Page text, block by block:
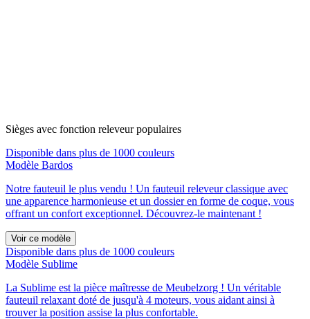
Sièges avec fonction releveur populaires
Disponible dans plus de 1000 couleurs
Modèle Bardos
Notre fauteuil le plus vendu ! Un fauteuil releveur classique avec
une apparence harmonieuse et un dossier en forme de coque, vous
offrant un confort exceptionnel. Découvrez-le maintenant !
Voir ce modèle
Disponible dans plus de 1000 couleurs
Modèle Sublime
La Sublime est la pièce maîtresse de Meubelzorg ! Un véritable
fauteuil relaxant doté de jusqu'à 4 moteurs, vous aidant ainsi à
trouver la position assise la plus confortable.